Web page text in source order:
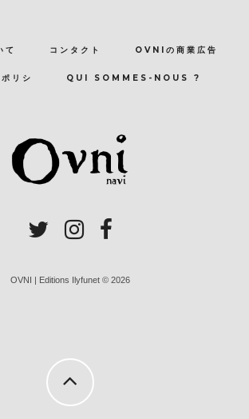
て コンタクト OVNIの商業広告
リシ QUI SOMMES-NOUS ?
OVNI | Editions Ilyfunet © 2026